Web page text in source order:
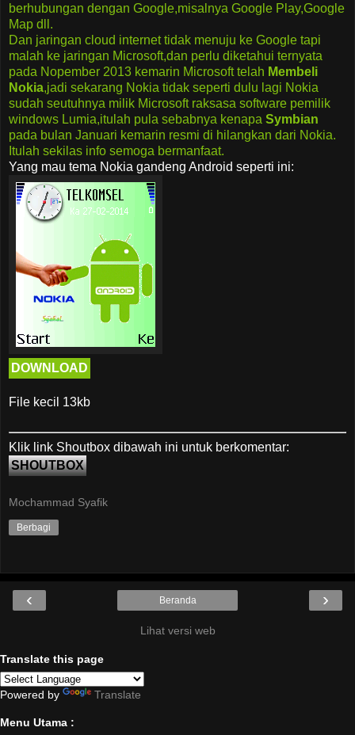
berhubungan dengan Google,misalnya Google Play,Google
Map dll.
Dan jaringan cloud internet tidak menuju ke Google tapi
malah ke jaringan Microsoft,dan perlu diketahui ternyata
pada Nopember 2013 kemarin Microsoft telah Membeli
Nokia,jadi sekarang Nokia tidak seperti dulu lagi Nokia
sudah seutuhnya milik Microsoft raksasa software pemilik
windows Lumia,itulah pula sebabnya kenapa Symbian
pada bulan Januari kemarin resmi di hilangkan dari Nokia.
Itulah sekilas info semoga bermanfaat.
Yang mau tema Nokia gandeng Android seperti ini:
DOWNLOAD
File kecil 13kb
Klik link Shoutbox dibawah ini untuk berkomentar:
SHOUTBOX
Mochammad Syafik
Berbagi
‹ ›
Beranda
Lihat versi web
Translate this page
Powered by Translate
Menu Utama :